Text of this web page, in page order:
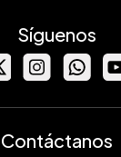
Síguenos
Contáctanos